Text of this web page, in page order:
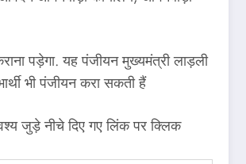
पड़ेगा. यह पंजीयन मुख्यमंत्री लाड़ली
भी पंजीयन करा सकती हैं
जुड़े नीचे दिए गए लिंक पर क्लिक